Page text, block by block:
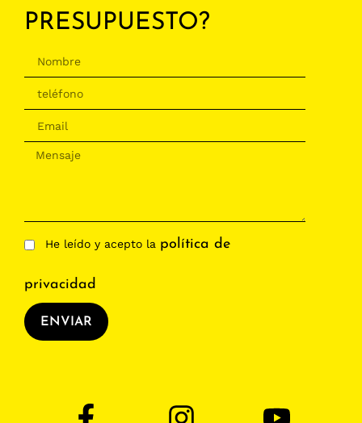
PRESUPUESTO?
He leído y acepto la política de
privacidad
ENVIAR